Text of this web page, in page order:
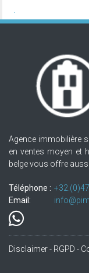
Agence immobilière
en ventes moyen et
belge vous offre
Téléphone :
Email:
Disclaimer - RGPD -